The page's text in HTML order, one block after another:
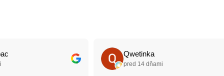
Qwetinka
pred 14 dňami